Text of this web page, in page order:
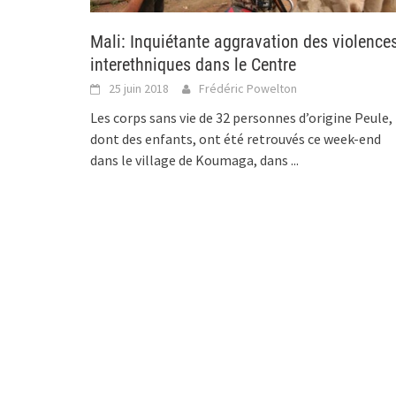
Mali: Inquiétante aggravation des
interethniques dans le Centre
25 juin 2018 Frédéric Powelton
Les corps sans vie de 32 personnes d’origine Peule,
dont des enfants, ont été retrouvés ce week-end
dans le village de Koumaga, dans ...